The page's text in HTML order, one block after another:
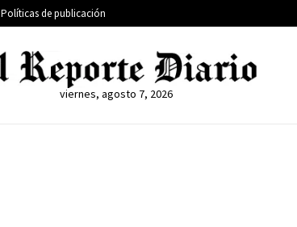
Políticas de publicación
viernes, agosto 7, 2026